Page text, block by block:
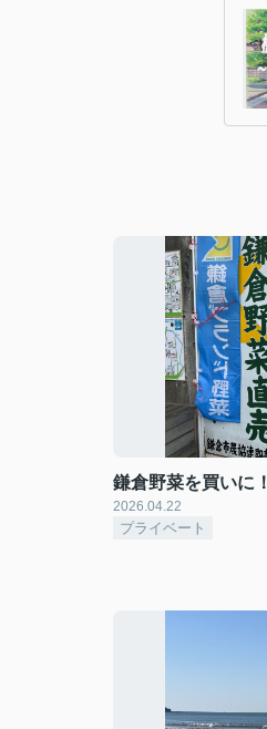
鎌倉野菜を買いに！
2026.04.22
プライベート